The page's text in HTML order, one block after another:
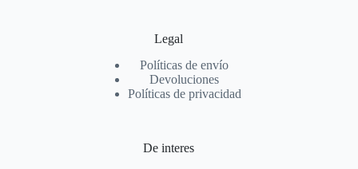
Legal
Políticas de envío
Devoluciones
Políticas de privacidad
De interes